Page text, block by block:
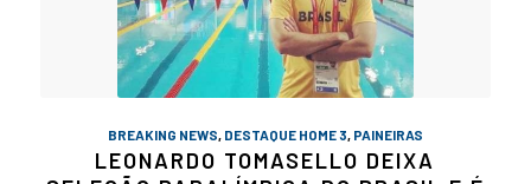
BREAKING NEWS, DESTAQUE HOME 3, PAINEIRAS
LEONARDO TOMASELLO DEIXA